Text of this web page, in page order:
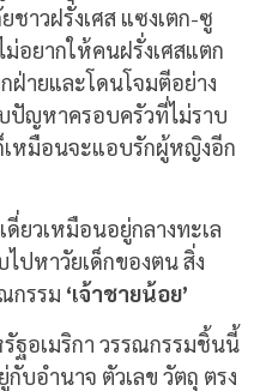
าวฝรั่งเศส แซงเตก-ซู
ม่อยากให้คนฝรั่งเศสแตก
ฝ่ายและโดนโจมตีอย่าง
ปัญหาครอบครัวที่ไม่ราบ
เหมือนจะแอบรักผู้หญิงอีก
ดี่ยวเหมือนอยู่กลางทะเล
ปหาวัยเด็กของตน สิ่ง
กรรม ‘เจ้าชายน้อย’
ฐอเมริกา วรรณกรรมชิ้นนี้
บอำนาจ ตัวเลข วัตถุ ตรง